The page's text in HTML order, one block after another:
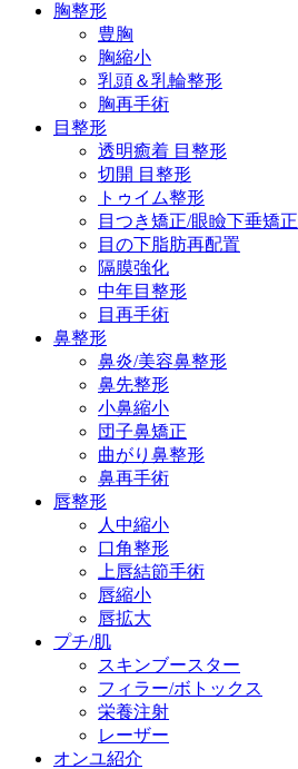
胸整形
豊胸
胸縮小
乳頭＆乳輪整形
胸再手術
目整形
透明癒着 目整形
切開 目整形
トゥイム整形
目つき矯正/眼瞼下垂矯正
目の下脂肪再配置
隔膜強化
中年目整形
目再手術
鼻整形
鼻炎/美容鼻整形
鼻先整形
小鼻縮小
団子鼻矯正
曲がり鼻整形
鼻再手術
唇整形
人中縮小
口角整形
上唇結節手術
唇縮小
唇拡大
プチ/肌
スキンブースター
フィラー/ボトックス
栄養注射
レーザー
オンユ紹介